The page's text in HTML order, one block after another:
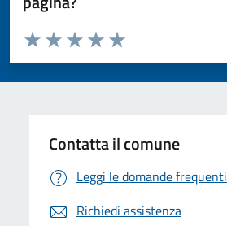
Valuta da 1 a 5 stelle la pagina
Valuta 5 stelle su 5
Valuta 4 stelle su 5
Valuta 3 stelle su 5
Valuta 2 stelle su 5
Valuta 1 stelle su 5
Contatta il comune
Leggi le domande frequenti
Richiedi assistenza